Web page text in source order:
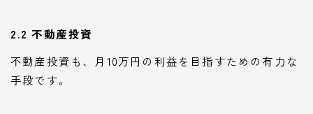
2.2 不動産投資
不動産投資も、月10万円の利益を目指すための有力な
手段です。